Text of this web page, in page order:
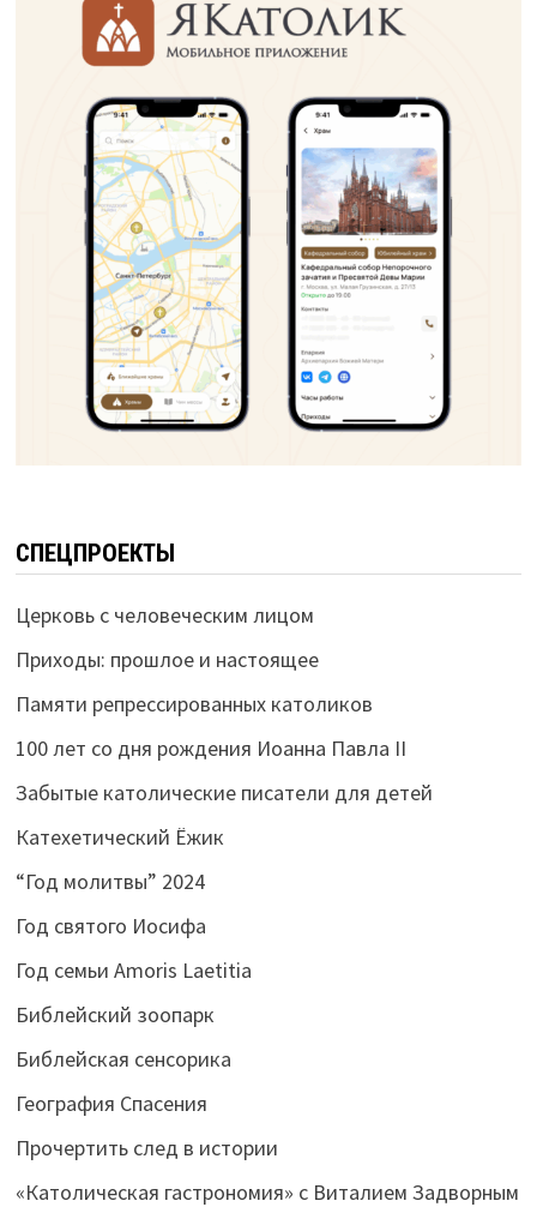
СПЕЦПРОЕКТЫ
Церковь с человеческим лицом
Приходы: прошлое и настоящее
Памяти репрессированных католиков
100 лет со дня рождения Иоанна Павла II
Забытые католические писатели для детей
Катехетический Ёжик
“Год молитвы” 2024
Год святого Иосифа
Год семьи Amoris Laetitia
Библейский зоопарк
Библейская сенсорика
География Спасения
Прочертить след в истории
«Католическая гастрономия» с Виталием Задворным